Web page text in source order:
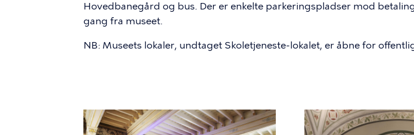
Hovedbanegård og bus. Der er enkelte parkeringspladser mod
gang fra museet.
NB: Museets lokaler, undtaget Skoletjeneste-lokalet, er åbne for
Billede Billede